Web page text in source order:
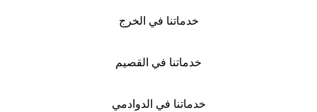
خدماتنا في الخرج
خدماتنا في القصيم
خدماتنا في الدوادمي